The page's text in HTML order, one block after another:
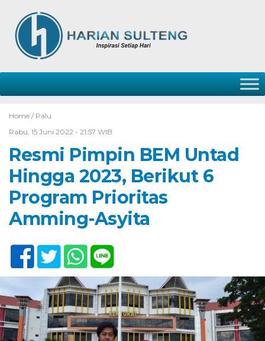
Home / Palu
Rabu, 15 Juni 2022 - 21:57 WIB
Resmi Pimpin BEM Untad
Hingga 2023, Berikut 6
Program Prioritas
Amming-Asyita